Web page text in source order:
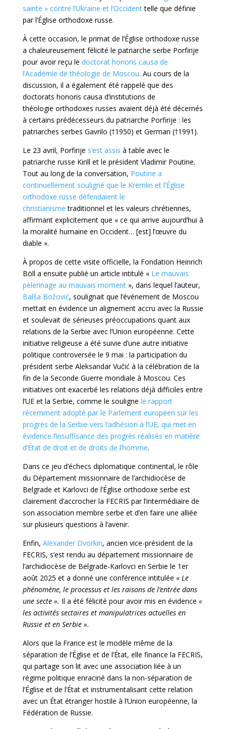
sainte » contre l’Ukraine et l’Occidenttelle que définie
par l’Église orthodoxe russe.
À cette occasion, le primat de l’Église orthodoxe russe
a chaleureusement félicité le patriarche serbe Porfirije
pour avoir reçu le doctorat honoris causa de
l’Académie de théologie de Moscou. Au cours de la
discussion, il a également été rappelé que des
doctorats honoris causa d’institutions de
théologie orthodoxes russes avaient déjà été décernés
à certains prédécesseurs du patriarche Porfirije : les
patriarches serbes Gavrilo (†1950) et German (†1991).
Le 23 avril, Porfirije s’est assis à table avec le
patriarche russe Kirill et le président Vladimir Poutine.
Tout au long de la conversation, Poutine a
continuellement souligné que le Kremlin et l’Église
orthodoxe russe défendaient le
christianisme traditionnel et les valeurs chrétiennes,
affirmant explicitement que « ce qui arrive aujourd’hui à
la moralité humaine en Occident… [est] l’œuvre du
diable ».
À propos de cette visite officielle, la Fondation Heinrich
Böll a ensuite publié un article intitulé « Le mauvais
pèlerinage au mauvais moment», dans lequel l’auteur,
Balša Božović, soulignait que l’événement de Moscou
mettait en évidence un alignement accru avec la Russie
et soulevait de sérieuses préoccupations quant aux
relations de la Serbie avec l’Union européenne. Cette
initiative religieuse a été suivie d’une autre initiative
politique controversée le 9 mai : la participation du
président serbe Aleksandar Vučić à la célébration de la
fin de la Seconde Guerre mondiale à Moscou. Ces
initiatives ont exacerbé les relations déjà difficiles entre
l’UE et la Serbie, comme le souligne le rapport
récemment adopté par le Parlement européen sur les
progrès de la Serbie vers l’adhésion à l’UE, qui met en
évidence l’insuffisance des progrès réalisés en matière
d’État de droit et de droits de l’homme.
Dans ce jeu d’échecs diplomatique continental, le rôle
du Département missionnaire de l’archidiocèse de
Belgrade et Karlovci de l’Église orthodoxe serbe est
clairement d’accrocher la FECRIS par l’intermédiaire de
son association membre serbe et d’en faire une alliée
sur plusieurs questions à l’avenir.
Enfin, Alexander Dvorkin, ancien vice-président de la
FECRIS, s’est rendu au département missionnaire de
l’archidiocèse de Belgrade-Karlovci en Serbie le 1er
août 2025 et a donné une conférence intitulée « Le
phénomène, le processus et les raisons de l’entrée dans
une secte ». Il a été félicité pour avoir mis en évidence «
les activités sectaires et manipulatrices actuelles en
Russie et en Serbie ».
Alors que la France est le modèle même de la
séparation de l’Église et de l’État, elle finance la FECRIS,
qui partage son lit avec une association liée à un
régime politique enraciné dans la non-séparation de
l’Église et de l’État et instrumentalisant cette relation
avec un État étranger hostile à l’Union européenne, la
Fédération de Russie.